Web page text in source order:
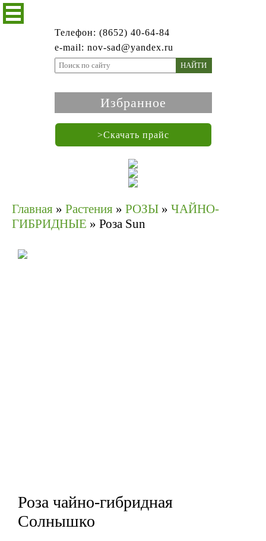
Телефон: (8652) 40-64-84
e-mail: nov-sad@yandex.ru
НАЙТИ
Избранное
>Скачать прайс
Главная » Растения » РОЗЫ » ЧАЙНО-
ГИБРИДНЫЕ » Роза Sun
Роза чайно-гибридная
Солнышко